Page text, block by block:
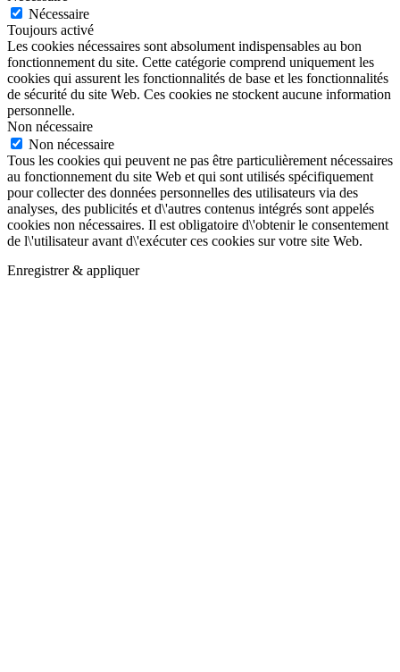
Nécessaire
Toujours activé
Les cookies nécessaires sont absolument indispensables au bon
fonctionnement du site. Cette catégorie comprend uniquement les
cookies qui assurent les fonctionnalités de base et les fonctionnalités
de sécurité du site Web. Ces cookies ne stockent aucune information
personnelle.
Non nécessaire
Non nécessaire
Tous les cookies qui peuvent ne pas être particulièrement nécessaires
au fonctionnement du site Web et qui sont utilisés spécifiquement
pour collecter des données personnelles des utilisateurs via des
analyses, des publicités et d\'autres contenus intégrés sont appelés
cookies non nécessaires. Il est obligatoire d\'obtenir le consentement
de l\'utilisateur avant d\'exécuter ces cookies sur votre site Web.
Enregistrer & appliquer